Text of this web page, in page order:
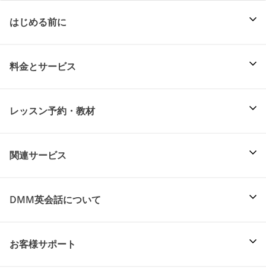
はじめる前に
料金とサービス
レッスン予約・教材
関連サービス
DMM英会話について
お客様サポート